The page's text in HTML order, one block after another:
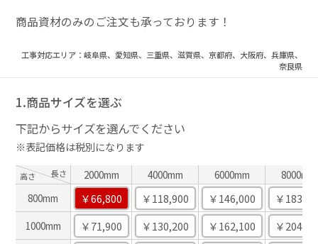
商品資材のみのご注文も承っております！
工事対応エリア：岐阜県、愛知県、三重県、滋賀県、京都府、大阪府、兵庫県、
奈良県
1.商品サイズを選ぶ
下記からサイズを選んでください
※表記価格は税別になります
高さ 長さ 2000mm 4000mm 6000mm
8000mm
800mm
￥66,800 ￥118,900 ￥146,000 ￥
1000mm ￥71,900 ￥130,200 ￥162,100 ￥